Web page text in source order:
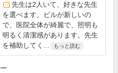
先生は2人いて、好きな先生
を選べます。ビルが新しいの
で、医院全体が綺麗で、照明も
明るく清潔感があります。先生
を補助してく...
もっと読む